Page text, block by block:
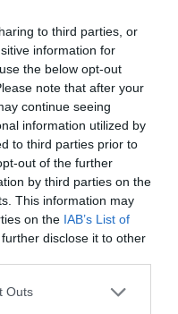
to third parties, or
information for
the below opt-out
note that after your
continue seeing
information utilized by
to third parties prior to
out of the further
by third parties on the
This information may
on the IAB’s List of
disclose it to other
Outs
de ansiedad o rabia.
de Asuntos
que “Desde Lilly, nos
el género impacta
conscientes de
factores estructurales
cuidados o la
menciona en este Libro
y las consecuencias
de